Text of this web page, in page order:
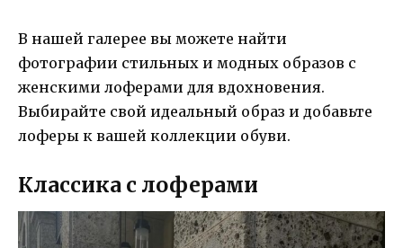
В нашей галерее вы можете найти
фотографии стильных и модных образов с
женскими лоферами для вдохновения.
Выбирайте свой идеальный образ и добавьте
лоферы к вашей коллекции обуви.
Классика с лоферами